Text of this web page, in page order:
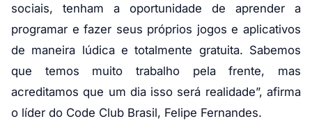
sociais, tenham a oportunidade de aprender a
programar e fazer seus próprios jogos e aplicativos
de maneira lúdica e totalmente gratuita. Sabemos
que temos muito trabalho pela frente, mas
acreditamos que um dia isso será realidade”, afirma
o líder do Code Club Brasil, Felipe Fernandes.